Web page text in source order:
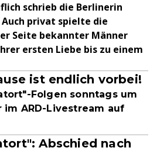
schrieb die Berlinerin
privat spielte die
Seite bekannter Männer
ersten Liebe bis zu einem
ist endlich vorbei!
Folgen sonntags um
im ARD-Livestream auf
Abschied nach